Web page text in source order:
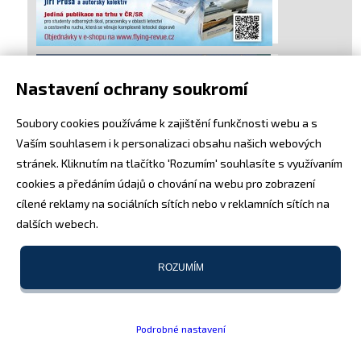
Nastavení ochrany soukromí
Soubory cookies používáme k zajištění funkčnosti webu a s
Vaším souhlasem i k personalizaci obsahu našich webových
stránek. Kliknutím na tlačítko 'Rozumím' souhlasíte s využívaním
cookies a předáním údajů o chování na webu pro zobrazení
cílené reklamy na sociálních sítích nebo v reklamních sítích na
dalších webech.
ROZUMÍM
Podrobné nastavení